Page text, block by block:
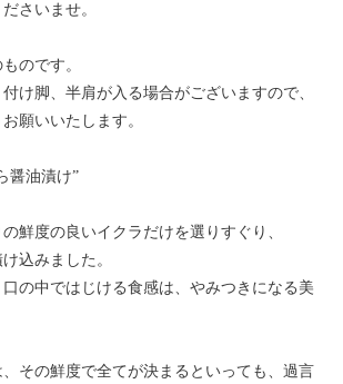
さいませ。
のです。
け脚、半肩が入る場合がございますので、
願いいたします。
醤油漬け”
鮮度の良いイクラだけを選りすぐり、
込みました。
の中ではじける食感は、やみつきになる美
その鮮度で全てが決まるといっても、過言